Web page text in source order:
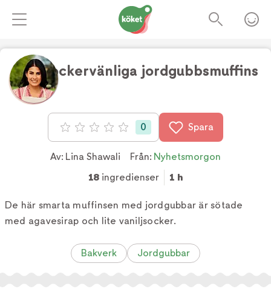
Blodsockervänliga jordgubbsmuffins
Betyg: 0 av 5 0 Spara
Av: Lina Shawali Från: Nyhetsmorgon
18 ingredienser 1 h
De här smarta muffinsen med jordgubbar är sötade
med agavesirap och lite vaniljsocker.
Bakverk Jordgubbar